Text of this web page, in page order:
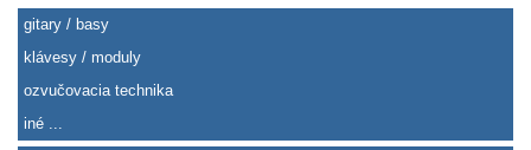
gitary / basy
klávesy / moduly
ozvučovacia technika
iné ...